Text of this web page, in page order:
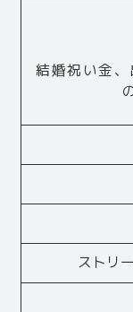
結婚祝い金
ストリ